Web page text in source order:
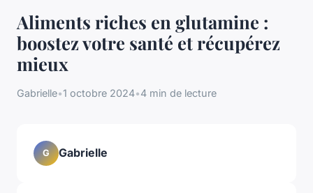
Aliments riches en glutamine :
boostez votre santé et récupérez
mieux
Gabrielle•1 octobre 2024•4 min de lecture
G Gabrielle